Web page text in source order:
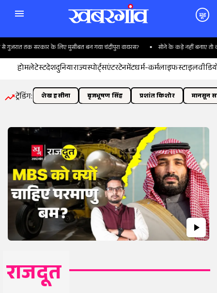
मूड
बन गया चंदीपुरा वायरस? सोने के कड़े नहीं बनाए तो कोर्ट ने ज्वैलर्स पर ठोका जुर्माना,
होमलेटेस्टदेशदुनियाराज्यस्पोर्ट्सएंटरटेनमेंटधर्म-कर्मलाइफस्टाइल
ट्रेंडिंग: शेख हसीना बृजभूषण सिंह प्रशांत किशोर मानसून
राजदूत